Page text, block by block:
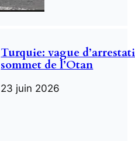
Turquie: vague
sommet de l’Otan
23 juin 2026